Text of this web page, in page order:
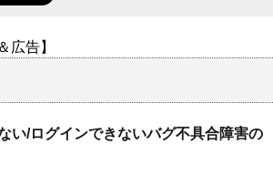
広告】
い/ログインできないバグ不具合障害の